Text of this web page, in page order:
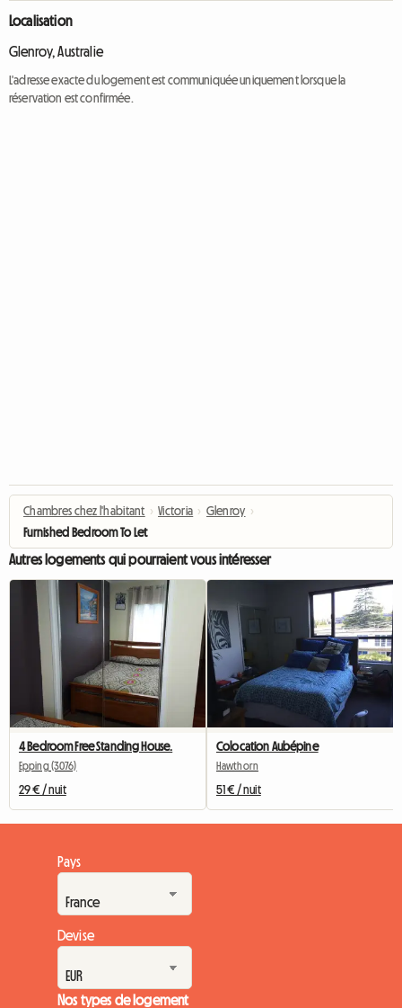
Localisation
Glenroy, Australie
L'adresse exacte du logement est communiquée uniquement lorsque la
réservation est confirmée.
Chambres chez l'habitant › Victoria › Glenroy ›
Furnished Bedroom To Let
Autres logements qui pourraient vous intéresser
4 Bedroom Free Standing House.
Epping (3076)
29 € / nuit
Colocation Aubépine
Hawthorn
51 € / nuit
Pays
Devise
Nos types de logement